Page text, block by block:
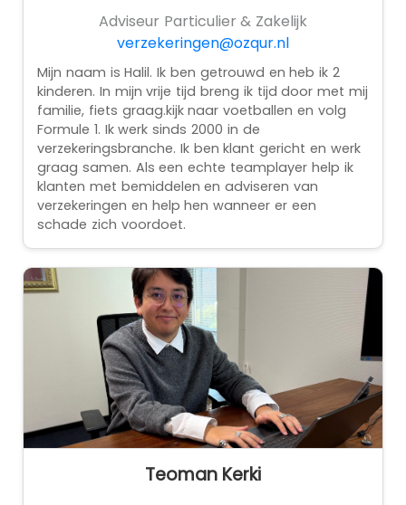
Adviseur Particulier & Zakelijk
verzekeringen@ozqur.nl
Mijn naam is Halil. Ik ben getrouwd en heb ik 2
kinderen. In mijn vrije tijd breng ik tijd door met mij
familie, fiets graag.kijk naar voetballen en volg
Formule 1. Ik werk sinds 2000 in de
verzekeringsbranche. Ik ben klant gericht en werk
graag samen. Als een echte teamplayer help ik
klanten met bemiddelen en adviseren van
verzekeringen en help hen wanneer er een
schade zich voordoet.
Teoman Kerki